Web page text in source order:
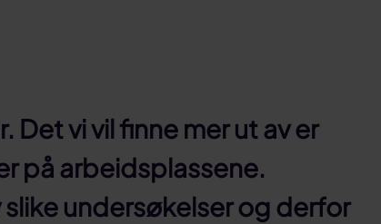
vi vil finne mer ut av er
på arbeidsplassene.
undersøkelser og derfor